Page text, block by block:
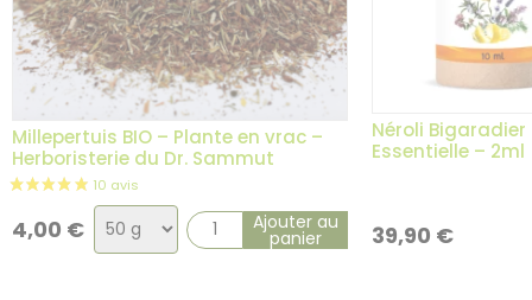
Millepertuis BIO – Plante en vrac –
Herboristerie du Dr. Sammut
4,00 €
Choix
de
Ajouter au
panier
Néroli Bigaradier
Essentielle – 2ml
39,90 €